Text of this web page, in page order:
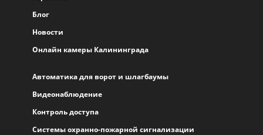
Блог
Новости
Онлайн камеры Калининграда
Автоматика для ворот и шлагбаумы
Видеонаблюдение
Контроль доступа
Системы охранно-пожарной сигнализации